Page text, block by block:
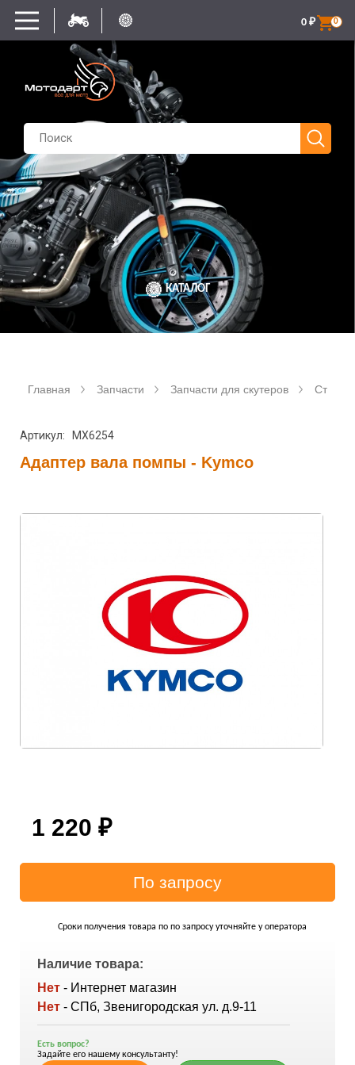
0
0 ₽
КАТАЛОГ
Главная Запчасти Запчасти для скутеров
Артикул: MX6254
Адаптер вала помпы - Kymco
1 220 ₽
Сроки получения товара по по запросу уточняйте у оператора
Наличие товара:
Нет - Интернет магазин
Нет - СПб, Звенигородская ул. д.9-11
Есть вопрос?
Задайте его нашему консультанту!